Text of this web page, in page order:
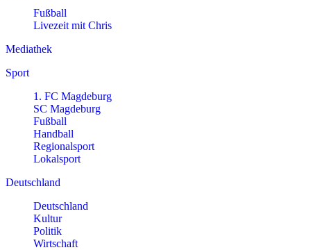
Fußball
Livezeit mit Chris
Mediathek
Sport
1. FC Magdeburg
SC Magdeburg
Fußball
Handball
Regionalsport
Lokalsport
Deutschland
Deutschland
Kultur
Politik
Wirtschaft